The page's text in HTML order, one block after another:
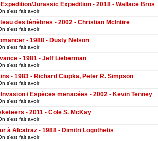
Jurassic Expedition - 2018 - Wallace Bros
s'est fait avoir
des ténèbres - 2002 - Christian McIntire
s'est fait avoir
- 1988 - Dusty Nelson
s'est fait avoir
- 1981 - Jeff Lieberman
s'est fait avoir
- 1983 - Richard Ciupka, Peter R. Simpson
s'est fait avoir
/ Espèces menacées - 2002 - Kevin Tenney
s'est fait avoir
- 2011 - Cole S. McKay
s'est fait avoir
à Alcatraz - 1988 - Dimitri Logothetis
s'est fait avoir